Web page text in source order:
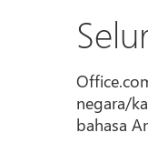
negara/
bahasa